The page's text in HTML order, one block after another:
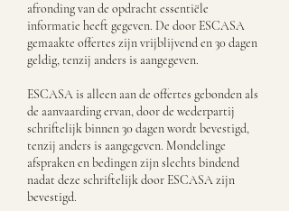
afronding van de opdracht essentiële
informatie heeft gegeven. De door ESCASA
gemaakte offertes zijn vrijblijvend en 30 dagen
geldig, tenzij anders is aangegeven.
ESCASA is alleen aan de offertes gebonden als
de aanvaarding ervan, door de wederpartij
schriftelijk binnen 30 dagen wordt bevestigd,
tenzij anders is aangegeven. Mondelinge
afspraken en bedingen zijn slechts bindend
nadat deze schriftelijk door ESCASA zijn
bevestigd.